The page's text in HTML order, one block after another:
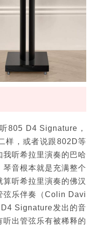
805 D4 Signature，
样，或者说跟802D等
听希拉里演奏的巴哈
音根本就是充满整个
听希拉里演奏的佛汉
弦乐伴奏（Colin Davi
Signature发出的音
听出管弦乐有被稀释的